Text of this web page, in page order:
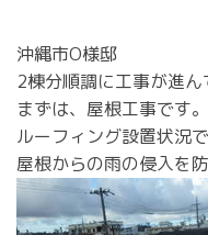
沖縄市O様邸
2棟分順調に工事が進ん
まずは、屋根工事です。
ルーフィング設置状況で
屋根からの雨の侵入を